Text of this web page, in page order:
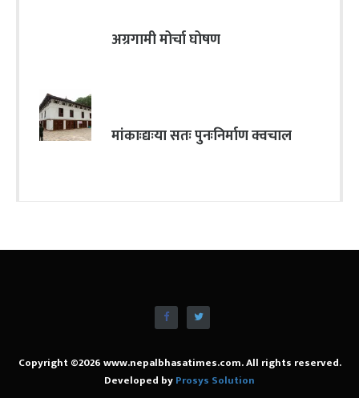
अग्रगामी मोर्चा घोषण
मांकाःद्यःया सतः पुनःनिर्माण क्वचाल
Copyright ©2026 www.nepalbhasatimes.com. All rights reserved.
Developed byProsys Solution